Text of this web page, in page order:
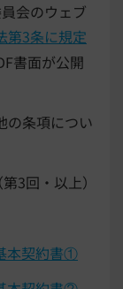
会のウェブ
第3条に規定
書面が公開
の条項につい
（第3回・以上）
本契約書①